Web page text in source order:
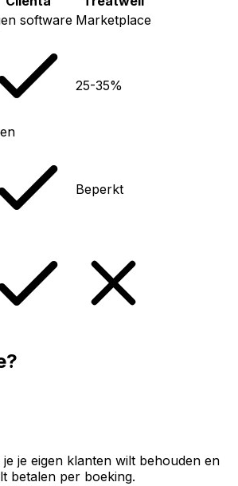
software Marketplace
25-35%
Beperkt
je je eigen klanten wilt behouden en
betalen per boeking.